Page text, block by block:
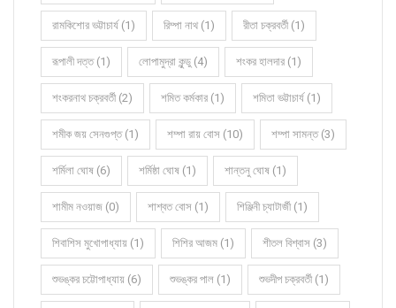
রামকিশোর ভট্টাচার্য (1) রিম্পা নাথ (1) রীতা চক্রবর্তী (1)
রূপালী দত্ত (1) লোপামুদ্রা কুন্ডু (4) শংকর হালদার (1)
শংকরনাথ চক্রবর্তী (2) শমিত কর্মকার (1) শমিতা ভট্টাচার্য (1)
শমীক জয় সেনগুপ্ত (1) শম্পা রায় বোস (10) শম্পা সামন্ত (3)
শর্মিলা ঘোষ (6) শর্মিষ্ঠা ঘোষ (1) শান্তনু ঘোষ (1)
শামীম নওয়াজ (0) শাশ্বত বোস (1) শিঞ্জিনী চ্যাটার্জী (1)
শিবাশিস মুখোপাধ্যায় (1) শিশির আজম (1) শীতল বিশ্বাস (3)
শুভঙ্কর চট্টোপাধ্যায় (6) শুভঙ্কর পাল (1) শুভদীপ চক্রবর্তী (1)